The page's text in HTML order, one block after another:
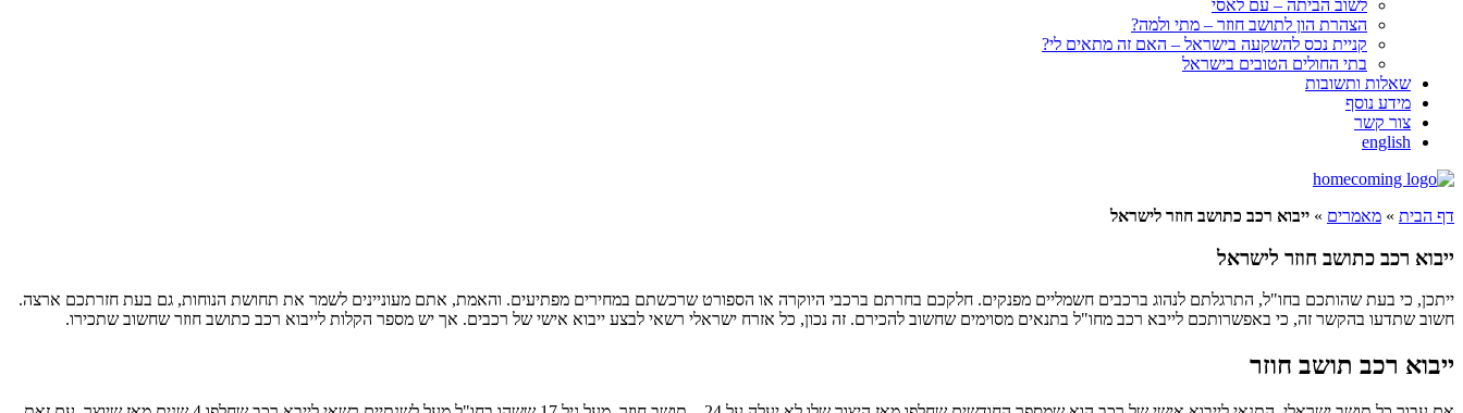
לשוב הביתה – עם לאסי
הצהרת הון לתושב חוזר – מתי ולמה?
קניית נכס להשקעה בישראל – האם זה מתאים לי?
בתי החולים הטובים בישראל
שאלות ותשובות
מידע נוסף
צור קשר
english
דף הבית » מאמרים » ייבוא רכב כתושב חוזר לישראל
ייבוא רכב כתושב חוזר לישראל
ייתכן, כי בעת שהותכם בחו"ל, התרגלתם לנהוג ברכבים חשמליים מפנקים. חלקכם בחרתם ברכבי היוקרה או הספורט שרכשתם במחירים מפתיעים. והאמת, אתם מעוניינים לשמר את תחושת הנוחות, גם בעת חזרתכם ארצה.
חשוב שתדעו בהקשר זה, כי באפשרותכם לייבא רכב מחו"ל בתנאים מסוימים שחשוב להכירם. זה נכון, כל אזרח ישראלי רשאי לבצע ייבוא אישי של רכבים. אך יש מספר הקלות לייבוא רכב כתושב חוזר שחשוב שתכירו.
ייבוא רכב תושב חוזר